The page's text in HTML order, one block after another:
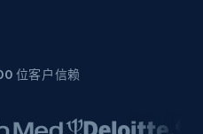
位客户信赖